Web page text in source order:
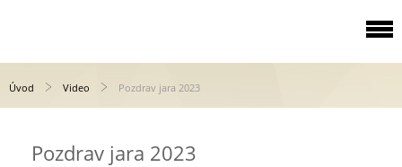
Úvod Video Pozdrav jara 2023
Pozdrav jara 2023